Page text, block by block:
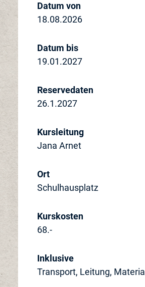
Datum von
18.08.2026
Datum bis
19.01.2027
Reservedaten
26.1.2027
Kursleitung
Jana Arnet
Ort
Schulhausplatz
Kurskosten
68.-
Inklusive
Transport, Leitung, Material